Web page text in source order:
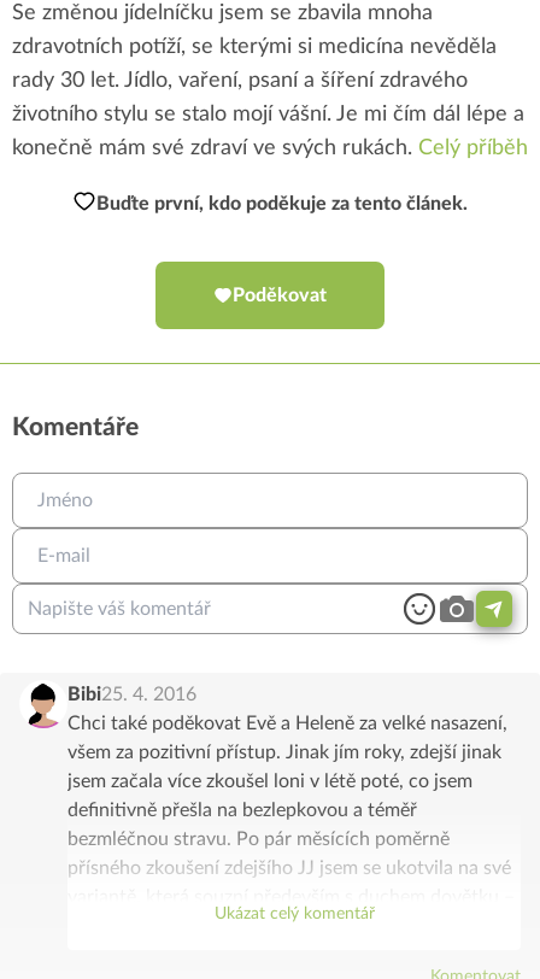
Se změnou jídelníčku jsem se zbavila mnoha
zdravotních potíží, se kterými si medicína nevěděla
rady 30 let. Jídlo, vaření, psaní a šíření zdravého
životního stylu se stalo mojí vášní. Je mi čím dál lépe a
konečně mám své zdraví ve svých rukách. Celý příběh
Buďte první, kdo poděkuje za tento článek.
Poděkovat
Komentáře
Bibi25. 4. 2016
Chci také poděkovat Evě a Heleně za velké nasazení,
všem za pozitivní přístup. Jinak jím roky, zdejší jinak
jsem začala více zkoušel loni v létě poté, co jsem
definitivně přešla na bezlepkovou a téměř
bezmléčnou stravu. Po pár měsících poměrně
přísného zkoušení zdejšího JJ jsem se ukotvila na své
tedy “tak, aby nám bylo dobře”. Což se u mne
Ukázat celý komentář